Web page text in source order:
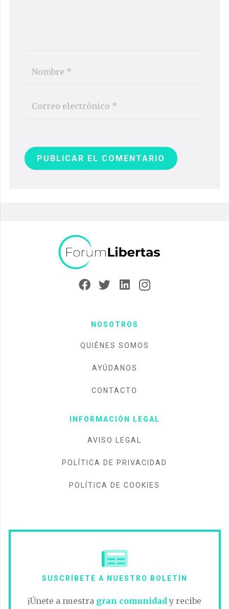
PUBLICAR EL COMENTARIO
NOSOTROS
QUIÉNES SOMOS
AYÚDANOS
CONTACTO
INFORMACIÓN LEGAL
AVISO LEGAL
POLÍTICA DE PRIVACIDAD
POLÍTICA DE COOKIES
SUSCRÍBETE A NUESTRO BOLETÍN
¡Únete a nuestra gran comunidady recibe